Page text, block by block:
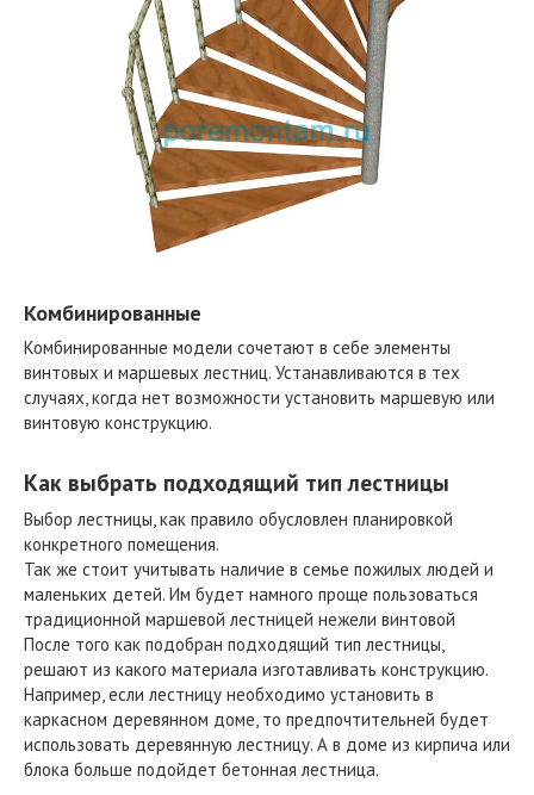
Комбинированные
Комбинированные модели сочетают в себе элементы
винтовых и маршевых лестниц. Устанавливаются в тех
случаях, когда нет возможности установить маршевую или
винтовую конструкцию.
Как выбрать подходящий тип лестницы
Выбор лестницы, как правило обусловлен планировкой
конкретного помещения.
Так же стоит учитывать наличие в семье пожилых людей и
маленьких детей. Им будет намного проще пользоваться
традиционной маршевой лестницей нежели винтовой
После того как подобран подходящий тип лестницы,
решают из какого материала изготавливать конструкцию.
Например, если лестницу необходимо установить в
каркасном деревянном доме, то предпочтительней будет
использовать деревянную лестницу. А в доме из кирпича или
блока больше подойдет бетонная лестница.